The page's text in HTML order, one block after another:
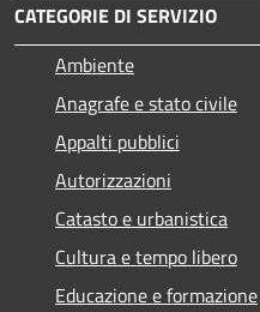
CATEGORIE DI SERVIZIO
Ambiente
Anagrafe e stato civile
Appalti pubblici
Autorizzazioni
Catasto e urbanistica
Cultura e tempo libero
Educazione e formazione